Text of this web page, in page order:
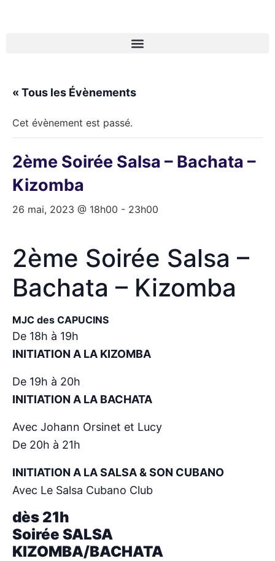
« Tous les Évènements
Cet évènement est passé.
2ème Soirée Salsa – Bachata –
Kizomba
26 mai, 2023 @ 18h00 - 23h00
2ème Soirée Salsa –
Bachata – Kizomba
MJC des CAPUCINS
De 18h à 19h
INITIATION A LA KIZOMBA
De 19h à 20h
INITIATION A LA BACHATA
Avec Johann Orsinet et Lucy
De 20h à 21h
INITIATION A LA SALSA & SON CUBANO
Avec Le Salsa Cubano Club
dès 21h
Soirée SALSA
KIZOMBA/BACHATA